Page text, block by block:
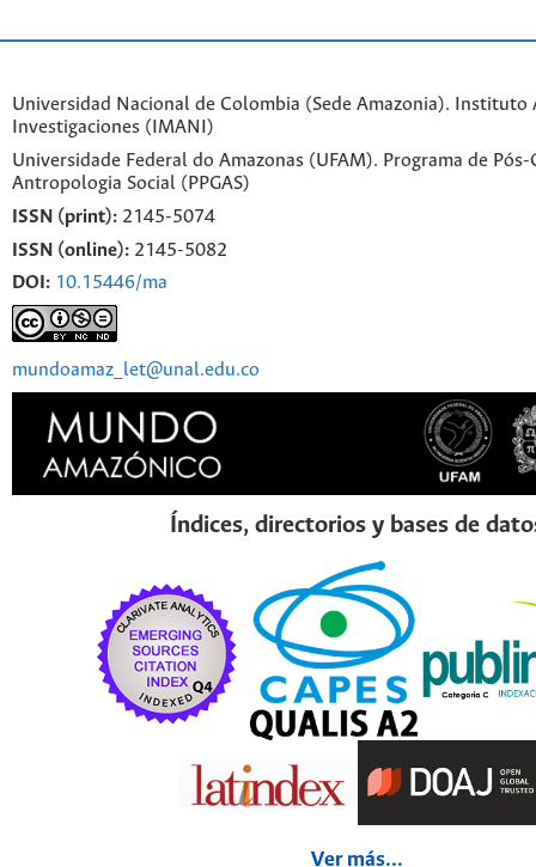
Universidad Nacional de Colombia (Sede Amazonia). Instituto
Investigaciones (IMANI)
Universidade Federal do Amazonas (UFAM). Programa de Pós-
Antropologia Social (PPGAS)
ISSN (print): 2145-5074
ISSN (online): 2145-5082
DOI: 10.15446/ma
mundoamaz_let@unal.edu.co
Índices, directorios y bases de
Ver más...